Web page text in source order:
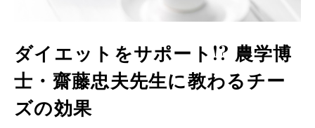
ダイエットをサポート!? 農学博
士・齋藤忠夫先生に教わるチー
ズの効果